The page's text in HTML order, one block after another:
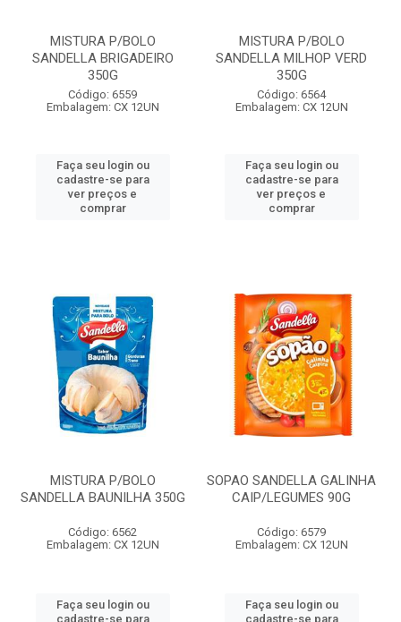
MISTURA P/BOLO
SANDELLA BRIGADEIRO
350G
Código: 6559
Embalagem: CX 12UN
Faça seu login ou
cadastre-se para
ver preços e
comprar
MISTURA P/BOLO
SANDELLA MILHOP VERD
350G
Código: 6564
Embalagem: CX 12UN
Faça seu login ou
cadastre-se para
ver preços e
comprar
MISTURA P/BOLO
SANDELLA BAUNILHA 350G
Código: 6562
Embalagem: CX 12UN
Faça seu login ou
cadastre-se para
SOPAO SANDELLA GALINHA
CAIP/LEGUMES 90G
Código: 6579
Embalagem: CX 12UN
Faça seu login ou
cadastre-se para